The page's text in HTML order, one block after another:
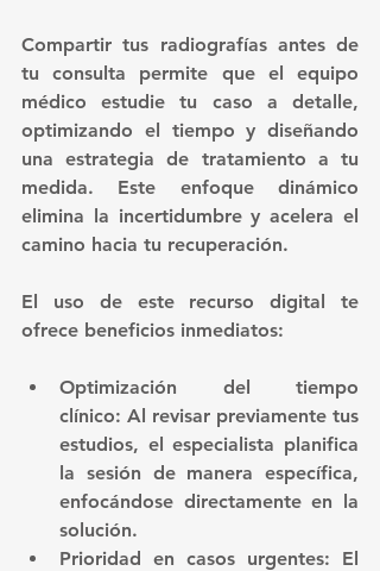
Compartir tus radiografías antes de
tu consulta permite que el equipo
médico estudie tu caso a detalle,
optimizando el tiempo y diseñando
una estrategia de tratamiento a tu
medida. Este enfoque dinámico
elimina la incertidumbre y acelera el
camino hacia tu recuperación.
El uso de este recurso digital te
ofrece beneficios inmediatos:
Optimización del tiempo
clínico: Al revisar previamente tus
estudios, el especialista planifica
la sesión de manera específica,
enfocándose directamente en la
solución.
Prioridad en casos urgentes: El